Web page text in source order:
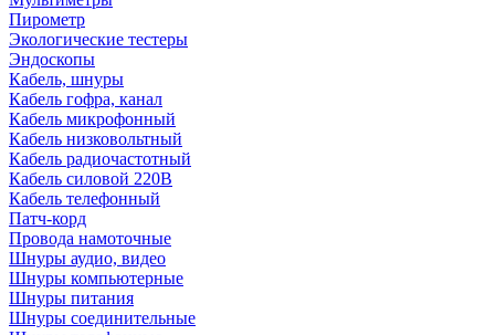
Пирометр
Экологические тестеры
Эндоскопы
Кабель, шнуры
Кабель гофра, канал
Кабель микрофонный
Кабель низковольтный
Кабель радиочастотный
Кабель силовой 220В
Кабель телефонный
Патч-корд
Провода намоточные
Шнуры аудио, видео
Шнуры компьютерные
Шнуры питания
Шнуры соединительные